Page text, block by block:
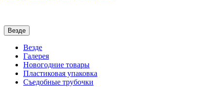
Везде
Везде
Галерея
Новогодние товары
Пластиковая упаковка
Съедобные трубочки